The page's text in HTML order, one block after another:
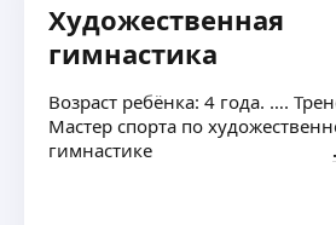
Художественная
гимнастика
Возраст ребёнка: 4 года. ….
Мастер спорта по
гимнастике